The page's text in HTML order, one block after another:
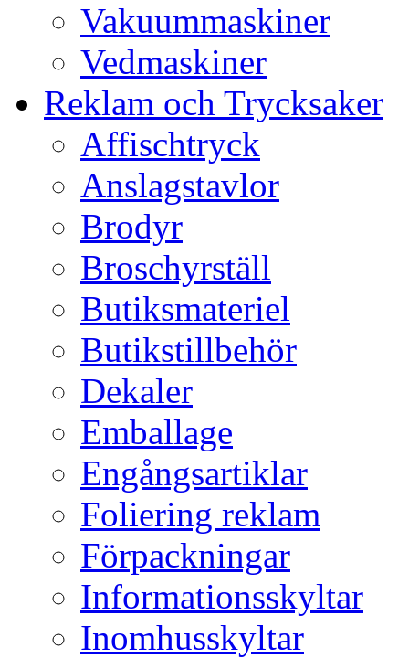
Vakuummaskiner
Vedmaskiner
Reklam och Trycksaker
Affischtryck
Anslagstavlor
Brodyr
Broschyrställ
Butiksmateriel
Butikstillbehör
Dekaler
Emballage
Engångsartiklar
Foliering reklam
Förpackningar
Informationsskyltar
Inomhusskyltar